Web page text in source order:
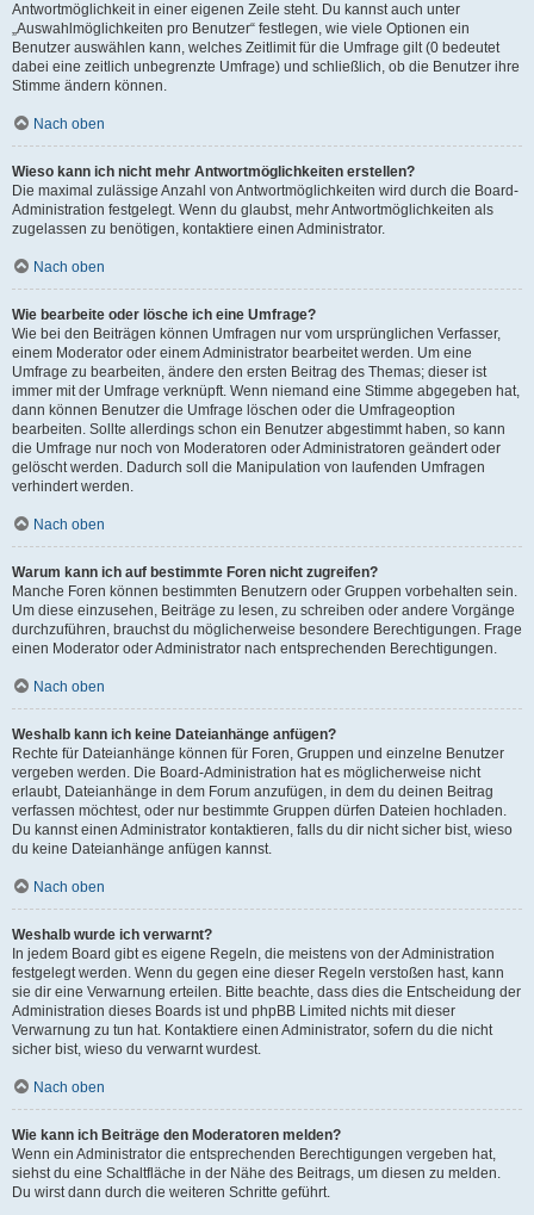
Antwortmöglichkeit in einer eigenen Zeile steht. Du kannst auch unter
„Auswahlmöglichkeiten pro Benutzer“ festlegen, wie viele Optionen ein
Benutzer auswählen kann, welches Zeitlimit für die Umfrage gilt (0 bedeutet
dabei eine zeitlich unbegrenzte Umfrage) und schließlich, ob die Benutzer ihre
Stimme ändern können.
Nach oben
Wieso kann ich nicht mehr Antwortmöglichkeiten erstellen?
Die maximal zulässige Anzahl von Antwortmöglichkeiten wird durch die Board-
Administration festgelegt. Wenn du glaubst, mehr Antwortmöglichkeiten als
zugelassen zu benötigen, kontaktiere einen Administrator.
Nach oben
Wie bearbeite oder lösche ich eine Umfrage?
Wie bei den Beiträgen können Umfragen nur vom ursprünglichen Verfasser,
einem Moderator oder einem Administrator bearbeitet werden. Um eine
Umfrage zu bearbeiten, ändere den ersten Beitrag des Themas; dieser ist
immer mit der Umfrage verknüpft. Wenn niemand eine Stimme abgegeben hat,
dann können Benutzer die Umfrage löschen oder die Umfrageoption
bearbeiten. Sollte allerdings schon ein Benutzer abgestimmt haben, so kann
die Umfrage nur noch von Moderatoren oder Administratoren geändert oder
gelöscht werden. Dadurch soll die Manipulation von laufenden Umfragen
verhindert werden.
Nach oben
Warum kann ich auf bestimmte Foren nicht zugreifen?
Manche Foren können bestimmten Benutzern oder Gruppen vorbehalten sein.
Um diese einzusehen, Beiträge zu lesen, zu schreiben oder andere Vorgänge
durchzuführen, brauchst du möglicherweise besondere Berechtigungen. Frage
einen Moderator oder Administrator nach entsprechenden Berechtigungen.
Nach oben
Weshalb kann ich keine Dateianhänge anfügen?
Rechte für Dateianhänge können für Foren, Gruppen und einzelne Benutzer
vergeben werden. Die Board-Administration hat es möglicherweise nicht
erlaubt, Dateianhänge in dem Forum anzufügen, in dem du deinen Beitrag
verfassen möchtest, oder nur bestimmte Gruppen dürfen Dateien hochladen.
Du kannst einen Administrator kontaktieren, falls du dir nicht sicher bist, wieso
du keine Dateianhänge anfügen kannst.
Nach oben
Weshalb wurde ich verwarnt?
In jedem Board gibt es eigene Regeln, die meistens von der Administration
festgelegt werden. Wenn du gegen eine dieser Regeln verstoßen hast, kann
sie dir eine Verwarnung erteilen. Bitte beachte, dass dies die Entscheidung der
Administration dieses Boards ist und phpBB Limited nichts mit dieser
Verwarnung zu tun hat. Kontaktiere einen Administrator, sofern du die nicht
sicher bist, wieso du verwarnt wurdest.
Nach oben
Wie kann ich Beiträge den Moderatoren melden?
Wenn ein Administrator die entsprechenden Berechtigungen vergeben hat,
siehst du eine Schaltfläche in der Nähe des Beitrags, um diesen zu melden.
Du wirst dann durch die weiteren Schritte geführt.